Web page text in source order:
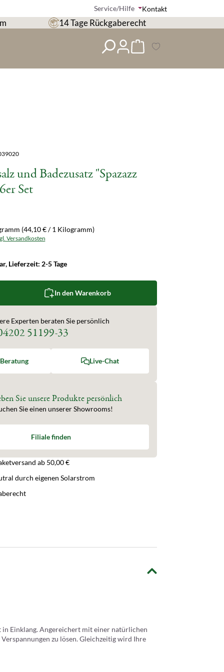
Service/Hilfe Kontakt
14 Tage Rückgaberecht
und Badezusatz "Spazazz
Set
(44,10 € / 1 Kilogramm)
Versandkosten
Lieferzeit: 2-5 Tage
Gib den gewünschten Wert ein
In den Warenkorb
Experten beraten Sie persönlich
51199-33
Live-Chat
Sie unsere Produkte persönlich
Sie einen unserer Showrooms!
Filiale finden
ab 50,00 €
durch eigenen Solarstrom
Einklang. Angereichert mit einer natürlichen
zu lösen. Gleichzeitig wird Ihre